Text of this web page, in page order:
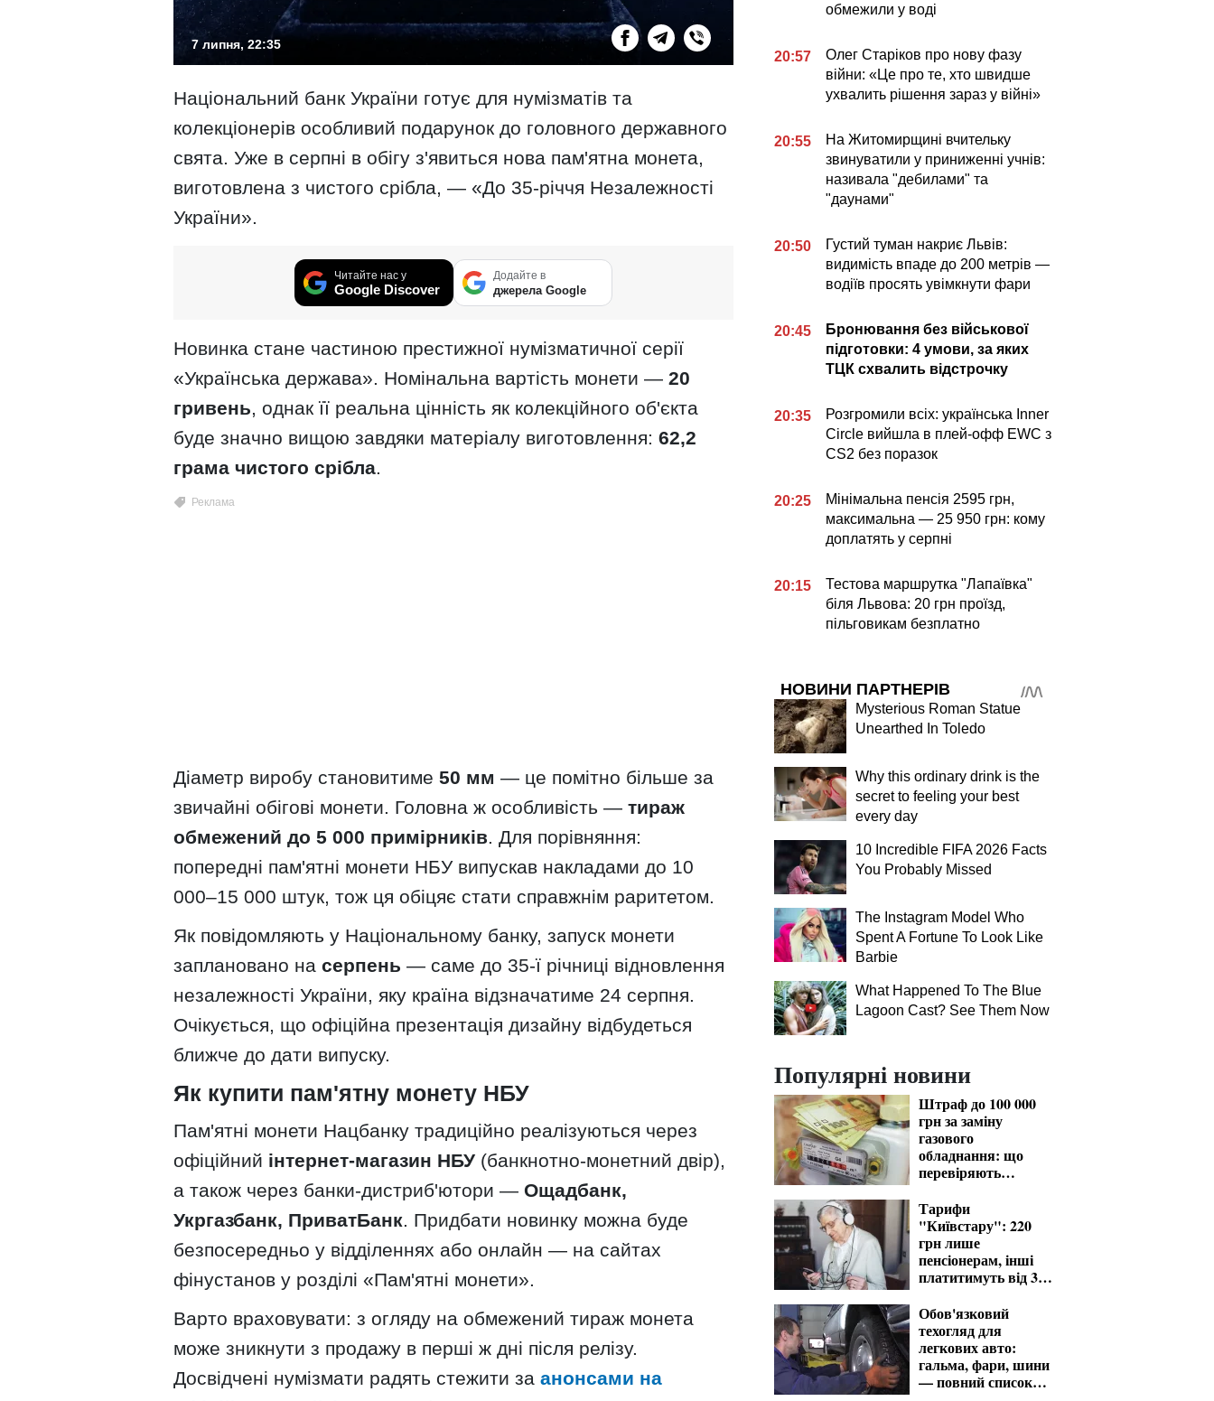
7 липня, 22:35
Національний банк України готує для нумізматів та
колекціонерів особливий подарунок до головного державного
свята. Уже в серпні в обігу з'явиться нова пам'ятна монета,
виготовлена з чистого срібла, — «До 35-річчя Незалежності
України».
Читайте нас у
Google Discover
Додайте в
джерела Google
Новинка стане частиною престижної нумізматичної серії
«Українська держава». Номінальна вартість монети — 20
гривень, однак її реальна цінність як колекційного об'єкта
буде значно вищою завдяки матеріалу виготовлення: 62,2
грама чистого срібла.
Діаметр виробу становитиме 50 мм — це помітно більше за
звичайні обігові монети. Головна ж особливість — тираж
обмежений до 5 000 примірників. Для порівняння:
попередні пам'ятні монети НБУ випускав накладами до 10
000–15 000 штук, тож ця обіцяє стати справжнім раритетом.
Як повідомляють у Національному банку, запуск монети
заплановано на серпень — саме до 35-ї річниці відновлення
незалежності України, яку країна відзначатиме 24 серпня.
Очікується, що офіційна презентація дизайну відбудеться
ближче до дати випуску.
Як купити пам'ятну монету НБУ
Пам'ятні монети Нацбанку традиційно реалізуються через
офіційний інтернет-магазин НБУ (банкнотно-монетний двір),
а також через банки-дистриб'ютори — Ощадбанк,
Укргазбанк, ПриватБанк. Придбати новинку можна буде
безпосередньо у відділеннях або онлайн — на сайтах
фінустанов у розділі «Пам'ятні монети».
Варто враховувати: з огляду на обмежений тираж монета
може зникнути з продажу в перші ж дні після релізу.
Досвідчені нумізмати радять стежити за анонсами на
обмежили у воді
20:57
Олег Старіков про нову фазу
війни: «Це про те, хто швидше
ухвалить рішення зараз у війні»
20:55
На Житомирщині вчительку
звинуватили у приниженні учнів:
називала "дебилами" та
"даунами"
20:50
Густий туман накриє Львів:
видимість впаде до 200 метрів —
водіїв просять увімкнути фари
20:45
Бронювання без військової
підготовки: 4 умови, за яких
ТЦК схвалить відстрочку
20:35
Розгромили всіх: українська Inner
Circle вийшла в плей-офф EWC з
CS2 без поразок
20:25
Мінімальна пенсія 2595 грн,
максимальна — 25 950 грн: кому
доплатять у серпні
20:15
Тестова маршрутка "Лапаївка"
біля Львова: 20 грн проїзд,
пільговикам безплатно
НОВИНИ ПАРТНЕРІВ
Mysterious Roman Statue
Unearthed In Toledo
Why this ordinary drink is the
secret to feeling your best
every day
10 Incredible FIFA 2026 Facts
You Probably Missed
The Instagram Model Who
Spent A Fortune To Look Like
Barbie
What Happened To The Blue
Lagoon Cast? See Them Now
Популярні новини
Штраф до 100 000
грн за заміну
газового
обладнання: що
перевіряють
Тарифи
"Київстару": 220
грн лише
пенсіонерам, інші
платитимуть від 370
Обов'язковий
техогляд для
легкових авто:
гальма, фари, шини
— повний список